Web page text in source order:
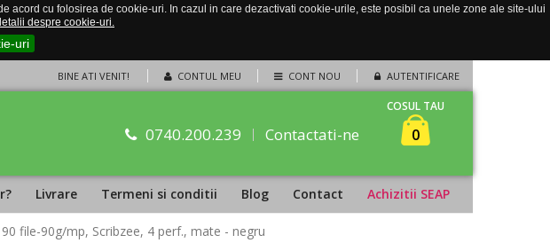
cu folosirea de cookie-uri. In cazul in care dezactivati cookie-urile, este posibil ca unele zone ale site-ului
despre cookie-uri.
uri
CONTUL MEU CONT NOU AUTENTIFICARE
BINE ATI VENIT!
0740.200.239 Contactati-ne
COSUL TAU
0
Livrare Termeni si conditii Blog Contact Achizitii SEAP
file-90g/mp, Scribzee, 4 perf., mate - negru